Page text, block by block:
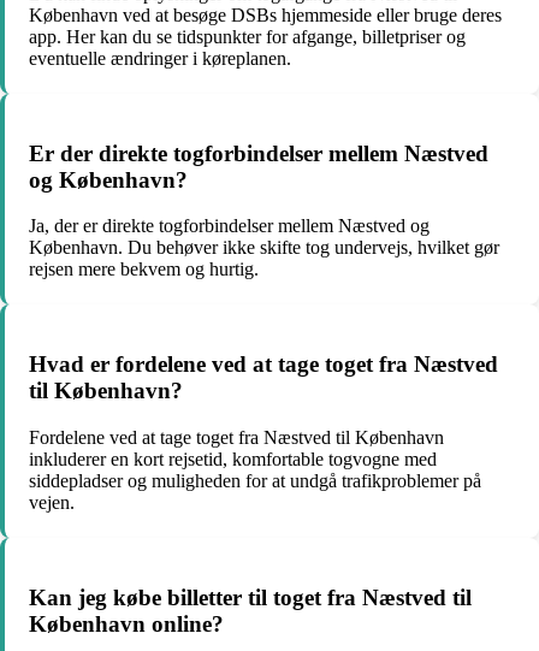
København ved at besøge DSBs hjemmeside eller bruge deres
app. Her kan du se tidspunkter for afgange, billetpriser og
eventuelle ændringer i køreplanen.
Er der direkte togforbindelser mellem Næstved
og København?
Ja, der er direkte togforbindelser mellem Næstved og
København. Du behøver ikke skifte tog undervejs, hvilket gør
rejsen mere bekvem og hurtig.
Hvad er fordelene ved at tage toget fra Næstved
til København?
Fordelene ved at tage toget fra Næstved til København
inkluderer en kort rejsetid, komfortable togvogne med
siddepladser og muligheden for at undgå trafikproblemer på
vejen.
Kan jeg købe billetter til toget fra Næstved til
København online?